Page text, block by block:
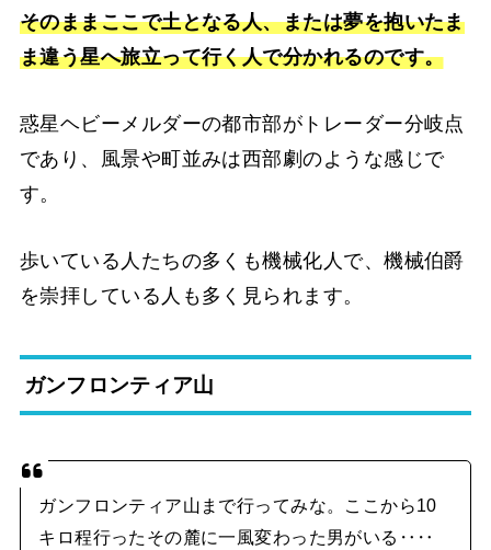
そのままここで土となる人、または夢を抱いたま
ま違う星へ旅立って行く人で分かれるのです。
惑星ヘビーメルダーの都市部がトレーダー分岐点
であり、風景や町並みは西部劇のような感じで
す。
歩いている人たちの多くも機械化人で、機械伯爵
を崇拝している人も多く見られます。
ガンフロンティア山
ガンフロンティア山まで行ってみな。ここから10
キロ程行ったその麓に一風変わった男がいる‥‥